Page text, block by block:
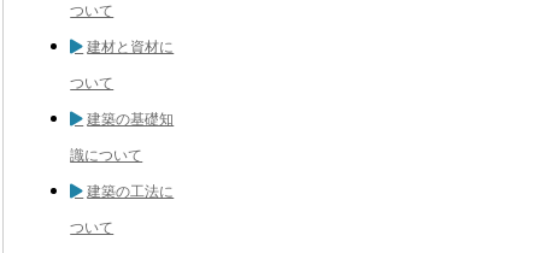
ついて
建材と資材に
ついて
建築の基礎知
識について
建築の工法に
ついて